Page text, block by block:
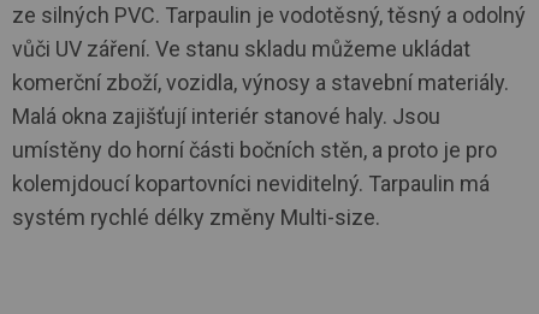
ze silných PVC. Tarpaulin je vodotěsný, těsný a odolný
vůči UV záření. Ve stanu skladu můžeme ukládat
komerční zboží, vozidla, výnosy a stavební materiály.
Malá okna zajišťují interiér stanové haly. Jsou
umístěny do horní části bočních stěn, a proto je pro
kolemjdoucí kopartovníci neviditelný. Tarpaulin má
systém rychlé délky změny Multi-size.